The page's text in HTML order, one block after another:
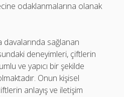
odaklanmalarına olanak
davalarında sağlanan
deneyimleri, çiftlerin
ve yapıcı bir şekilde
Onun kişisel
anlayış ve iletişim